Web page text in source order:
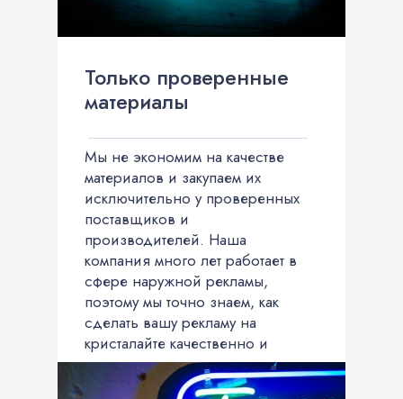
Только проверенные
материалы
Мы не экономим на качестве
материалов и закупаем их
исключительно у проверенных
поставщиков и
производителей. Наша
компания много лет работает в
сфере наружной рекламы,
поэтому мы точно знаем, как
сделать вашу рекламу на
кристалайте качественно и
надежно.